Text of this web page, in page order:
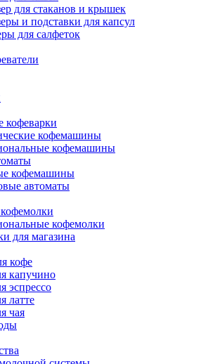
для стаканов и крышек
и подставки для капсул
для салфеток
кофеварки
кофемашины
кофемашины
кофемашины
автоматы
кофемолки
для магазина
кофе
капучино
эспрессо
латте
чая